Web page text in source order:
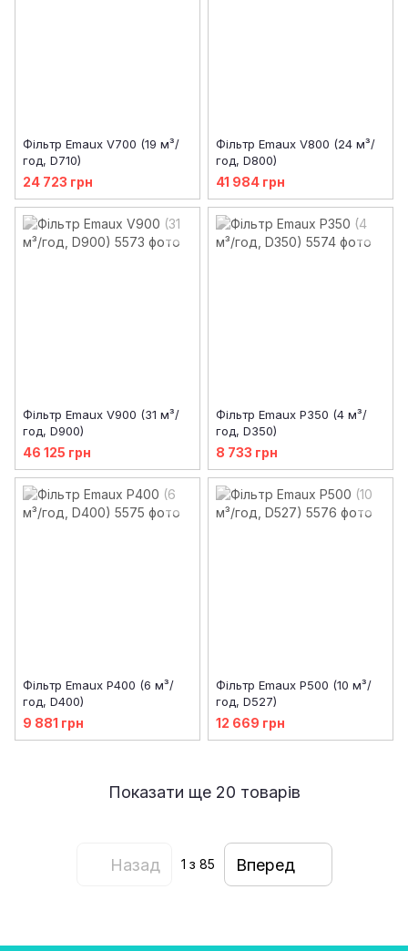
Фільтр Emaux V700 (19 м³/
год, D710)
24 723 грн
Фільтр Emaux V800 (24 м³/
год, D800)
41 984 грн
Фільтр Emaux V900 (31 м³/
год, D900)
46 125 грн
Фільтр Emaux P350 (4 м³/
год, D350)
8 733 грн
Фільтр Emaux P400 (6 м³/
год, D400)
9 881 грн
Фільтр Emaux P500 (10 м³/
год, D527)
12 669 грн
Показати ще 20 товарів
Назад 1 з 85 Вперед